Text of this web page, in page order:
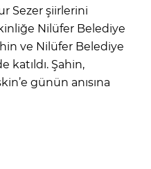
Sezer şiirlerini
Nilüfer Belediye
ve Nilüfer Belediye
katıldı. Şahin,
günün anısına